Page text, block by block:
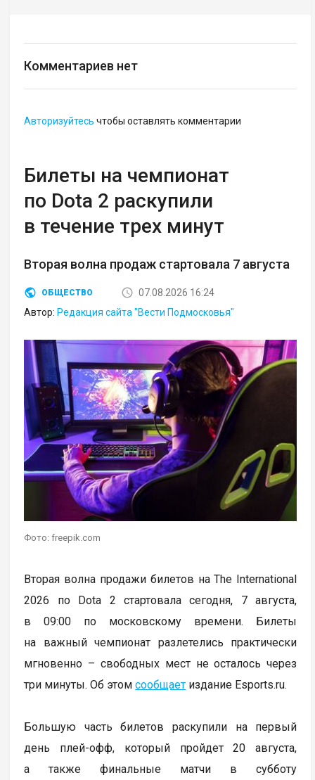
Комментариев нет
Авторизуйтесь чтобы оставлять комментарии
Билеты на чемпионат
по Dota 2 раскупили
в течение трех минут
Вторая волна продаж стартовала 7 августа
ОБЩЕСТВО
07.08.2026 16:24
Автор: Редакция сайта "Вести Подмосковья"
Фото: freepik.com
Вторая волна продажи билетов на The International
2026 по Dota 2 стартовала сегодня, 7 августа,
в 09:00 по московскому времени. Билеты
на важный чемпионат разлетелись практически
мгновенно – свободных мест не осталось через
три минуты. Об этомсообщает издание Esports.ru.
Большую часть билетов раскупили на первый
день плей-офф, который пройдет 20 августа,
а также финальные матчи в субботу